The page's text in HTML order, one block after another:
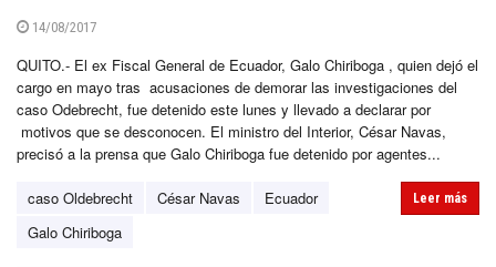
14/08/2017
QUITO.- El ex Fiscal General de Ecuador, Galo Chiriboga , quien dejó el
cargo en mayo tras acusaciones de demorar las investigaciones del
caso Odebrecht, fue detenido este lunes y llevado a declarar por
motivos que se desconocen. El ministro del Interior, César Navas,
precisó a la prensa que Galo Chiriboga fue detenido por agentes...
caso Oldebrecht César Navas
Ecuador
Galo Chiriboga
Leer más